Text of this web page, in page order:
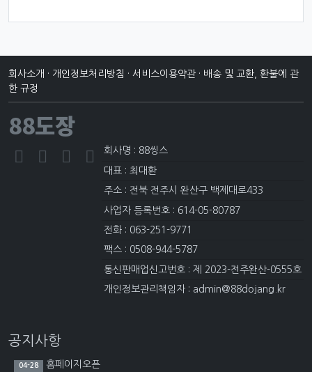
회사소개 · 개인정보처리방침 · 서비스이용약관 · 배송 및 교환, 환불에 관
한 규정
88도장
회사명 : 88씽스
대표 : 최대환
주소 : 전북 전주시 완산구 백제대로433
사업자 등록번호 : 614-05-80787
전화 : 063-251-9771
팩스 : 0508-944-5787
통신판매업신고번호 : 제 2023-전주완산-0555호
개인정보관리책임자 : admin@88dojang.kr
공지사항
04-28 홈페이지오픈